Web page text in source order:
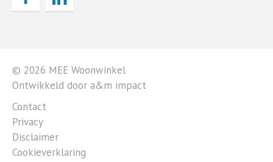
© 2026 MEE Woonwinkel
Ontwikkeld door a&m impact
Contact
Privacy
Disclaimer
Cookieverklaring